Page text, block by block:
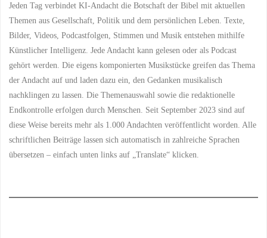
Jeden Tag verbindet KI-Andacht die Botschaft der Bibel mit aktuellen
Themen aus Gesellschaft, Politik und dem persönlichen Leben. Texte,
Bilder, Videos, Podcastfolgen, Stimmen und Musik entstehen mithilfe
Künstlicher Intelligenz. Jede Andacht kann gelesen oder als Podcast
gehört werden. Die eigens komponierten Musikstücke greifen das Thema
der Andacht auf und laden dazu ein, den Gedanken musikalisch
nachklingen zu lassen. Die Themenauswahl sowie die redaktionelle
Endkontrolle erfolgen durch Menschen. Seit September 2023 sind auf
diese Weise bereits mehr als 1.000 Andachten veröffentlicht worden. Alle
schriftlichen Beiträge lassen sich automatisch in zahlreiche Sprachen
übersetzen – einfach unten links auf „Translate“ klicken.